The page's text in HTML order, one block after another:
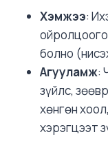
Хэмжээ:
болно
Агууламж:
зүйлс,
хөнгөн
хэрэгцээт